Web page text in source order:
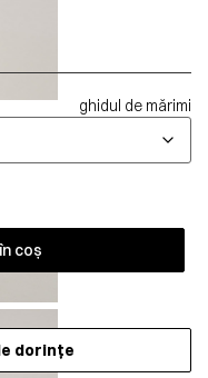
ghidul de mărimi
coș
dorințe